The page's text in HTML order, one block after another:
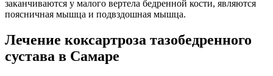
заканчиваются у малого вертела бедренной кости, являются
поясничная мышца и подвздошная мышца.
Лечение коксартроза тазобедренного
сустава в Самаре